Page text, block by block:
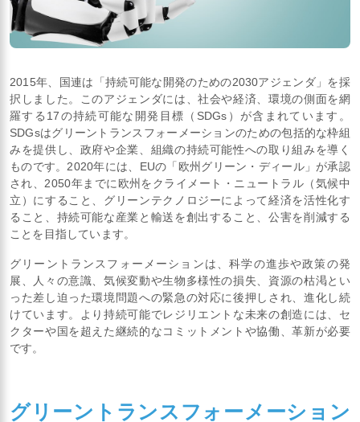
2015年、国連は「持続可能な開発のための2030アジェンダ」を採
択しました。このアジェンダには、社会や経済、環境の側面を網
羅する17の持続可能な開発目標（SDGs）が含まれています。
SDGsはグリーントランスフォーメーションのための包括的な枠組
みを提供し、政府や企業、組織の持続可能性への取り組みを導く
ものです。2020年には、EUの「欧州グリーン・ディール」が承認
され、2050年までに欧州をクライメート・ニュートラル（気候中
立）にすること、グリーンテクノロジーによって経済を活性化す
ること、持続可能な産業と輸送を創出すること、公害を削減する
ことを目指しています。
グリーントランスフォーメーションは、科学の進歩や政策の発
展、人々の意識、気候変動や生物多様性の損失、資源の枯渇とい
った差し迫った環境問題への緊急の対応に後押しされ、進化し続
けています。より持続可能でレジリエントな未来の創造には、セ
クターや国を超えた継続的なコミットメントや協働、革新が必要
です。
グリーントランスフォーメーション